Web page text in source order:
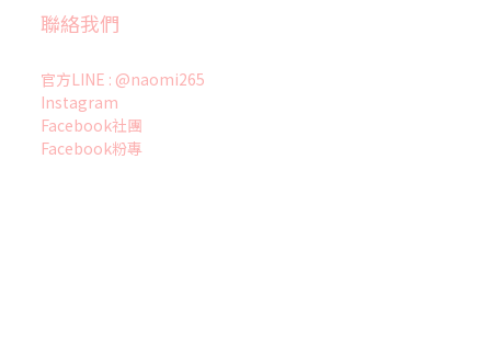
聯絡我們
官方LINE : @naomi265
Instagram
Facebook社團
Facebook粉專